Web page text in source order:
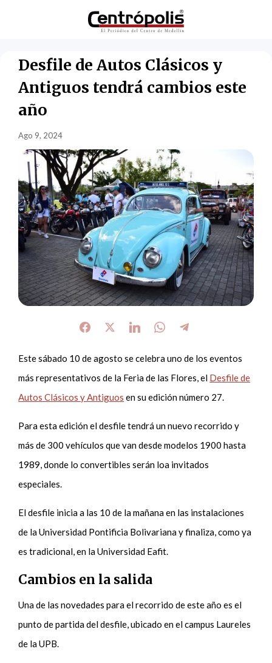
Desfile de Autos Clásicos y
Antiguos tendrá cambios este
año
Ago 9, 2024
Este sábado 10 de agosto se celebra uno de los eventos
más representativos de la Feria de las Flores, el Desfile de
Autos Clásicos y Antiguos en su edición número 27.
Para esta edición el desfile tendrá un nuevo recorrido y
más de 300 vehículos que van desde modelos 1900 hasta
1989, donde lo convertibles serán loa invitados
especiales.
El desfile inicia a las 10 de la mañana en las instalaciones
de la Universidad Pontificia Bolivariana y finaliza, como ya
es tradicional, en la Universidad Eafit.
Cambios en la salida
Una de las novedades para el recorrido de este año es el
punto de partida del desfile, ubicado en el campus Laureles
de la UPB.